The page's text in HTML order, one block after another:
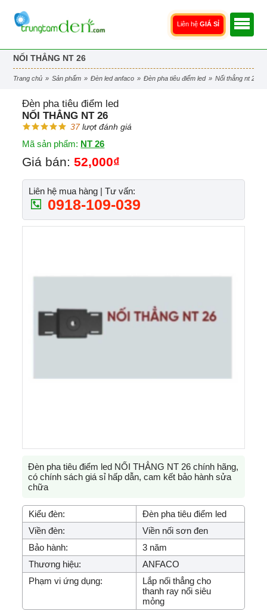
Liên hệ GIÁ SỈ
NỐI THẲNG NT 26
trang chủ » sản phẩm » đèn led anfaco » đèn pha tiêu điểm led » nối thẳng nt 26
Đèn pha tiêu điểm led
NỐI THẲNG NT 26
37lượt đánh giá
Mã sản phẩm: NT 26
Giá bán:52,000₫
Liên hệ mua hàng | Tư vấn:
0918-109-039
Đèn pha tiêu điểm led NỐI THẲNG NT 26 chính hãng,
có chính sách giá sỉ hấp dẫn, cam kết bảo hành sửa
chữa
Kiểu đèn:
Đèn pha tiêu điểm led
Viền đèn:
Viền nối sơn đen
Bảo hành:
3 năm
Thương hiệu:
ANFACO
Phạm vi ứng dụng:
Lắp nối thẳng cho
thanh ray nổi siêu
mỏng